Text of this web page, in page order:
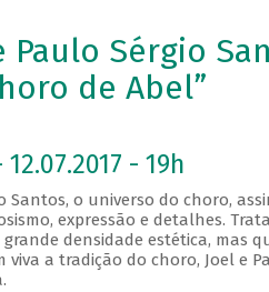
Sérgio
de Abel”
- 19h
Santos, o universo do choro,
expressão e detalhes.
densidade estética, mas
a tradição do choro, Joel e